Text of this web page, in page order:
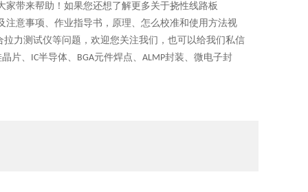
家带来帮助！如果您还想了解更多关于挠性线路板
注意事项、作业指导书，原理、怎么校准和使用方法视
拉力测试仪等问题，欢迎您关注我们，也可以给我们私信
片、 IC半导体、 BGA元件焊点、 ALMP封装、微电子封